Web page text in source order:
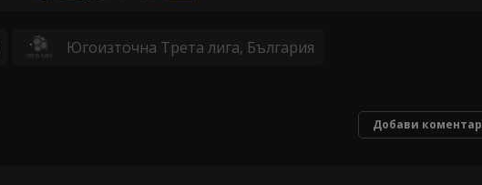
Югоизточна Трета лига, България
Добави коментар